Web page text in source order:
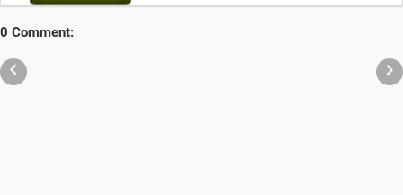
0 Comment:
 